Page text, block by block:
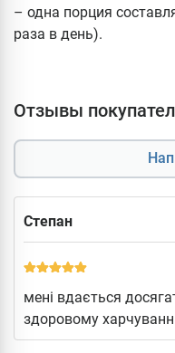
– одна порция
раза в день).
Отзывы
Степан
мені вдається
здоровому